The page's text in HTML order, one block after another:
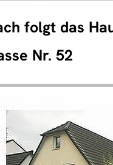
folgt das
Nr. 52